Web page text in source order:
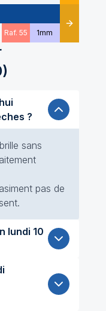
Raf. 55 1mm Détails
)
?
sans
pas de